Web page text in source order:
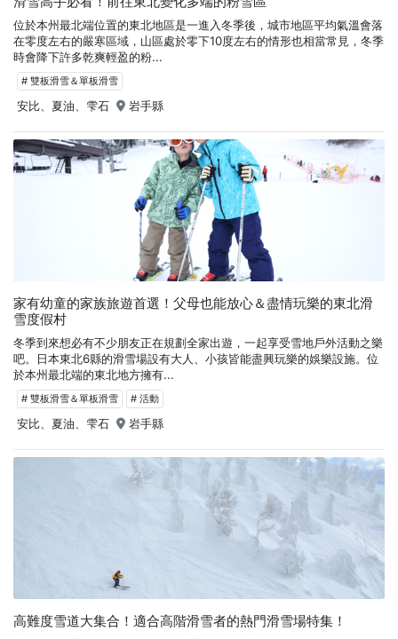
位於本州最北端位置的東北地區是一進入冬季後，城市地區平均氣溫會落
在零度左右的嚴寒區域，山區處於零下10度左右的情形也相當常見，冬季
時會降下許多乾爽輕盈的粉...
# 雙板滑雪＆單板滑雪
安比、夏油、雫石 岩手縣
家有幼童的家族旅遊首選！父母也能放心＆盡情玩樂的東北滑
雪度假村
冬季到來想必有不少朋友正在規劃全家出遊，一起享受雪地戶外活動之樂
吧。日本東北6縣的滑雪場設有大人、小孩皆能盡興玩樂的娛樂設施。位
於本州最北端的東北地方擁有...
# 雙板滑雪＆單板滑雪 # 活動
安比、夏油、雫石 岩手縣
高難度雪道大集合！適合高階滑雪者的熱門滑雪場特集！